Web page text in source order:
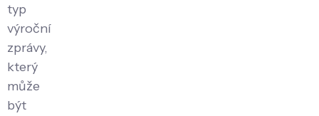
typ
výroční
zprávy,
který
může
být